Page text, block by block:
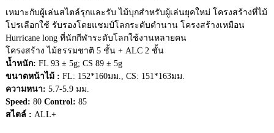
เหมาะกับผู้เล่นสไตล์รุกและรับ ไม้บุกสำหรับผู้เล่นยุคใหม่ โครงสร้างที่ไม้
โปรเลือกใช้ รับรองโดยแชมป์โลกระดับตำนาน โครงสร้างเหมือน
Hurricane long ที่นักกีฬาระดับโลกใช้งานหลายคน
โครงสร้าง ไม้ธรรมชาติ 5 ชั้น + ALC 2 ชั้น
น้ำหนัก: FL 93 ± 5g; CS 89 ± 5g
ขนาดหน้าไม้ : FL: 152*160มม., CS: 151*163มม.
ความหนา: 5.7-5.9 มม.
Speed: 80 Control: 85
สไตล์ : ALL+